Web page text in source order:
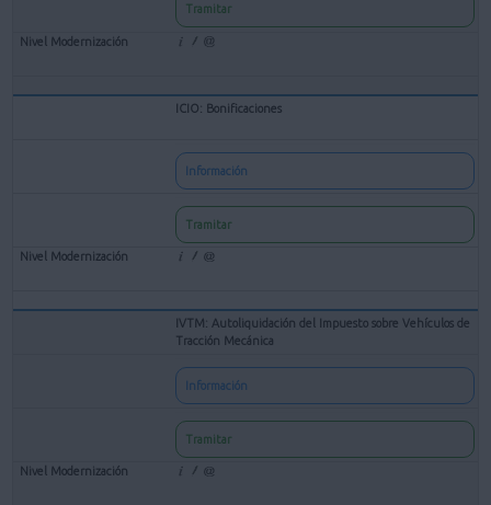
Tramitar
ICIO: Bonificaciones
Información
Tramitar
IVTM: Autoliquidación del Impuesto sobre Vehículos de
Tracción Mecánica
Información
Tramitar